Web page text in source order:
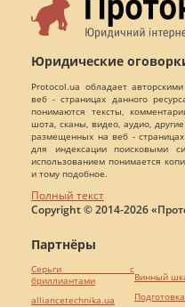
Юридические
Protocol.ua обладает
веб - страницах данного
понимаются тексты,
шота, сканы, видео, аудио,
размещенных на веб - страницах
для индексации поисковыми
использованием понимается
и тому подобное.
Полный текст
Copyright © 2014-2026
Партнёры
Серьги с
бриллиантами
alliancetechnika.ua
Винный